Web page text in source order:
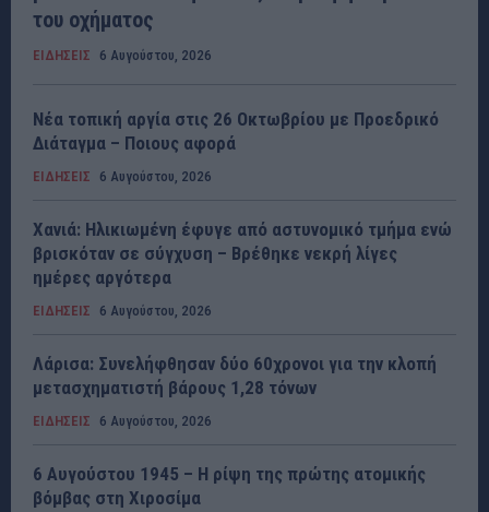
του οχήματος
ΕΙΔΗΣΕΙΣ 6 Αυγούστου, 2026
Νέα τοπική αργία στις 26 Οκτωβρίου με Προεδρικό
Διάταγμα – Ποιους αφορά
ΕΙΔΗΣΕΙΣ 6 Αυγούστου, 2026
Χανιά: Ηλικιωμένη έφυγε από αστυνομικό τμήμα ενώ
βρισκόταν σε σύγχυση – Βρέθηκε νεκρή λίγες
ημέρες αργότερα
ΕΙΔΗΣΕΙΣ 6 Αυγούστου, 2026
Λάρισα: Συνελήφθησαν δύο 60χρονοι για την κλοπή
μετασχηματιστή βάρους 1,28 τόνων
ΕΙΔΗΣΕΙΣ 6 Αυγούστου, 2026
6 Αυγούστου 1945 – Η ρίψη της πρώτης ατομικής
βόμβας στη Χιροσίμα